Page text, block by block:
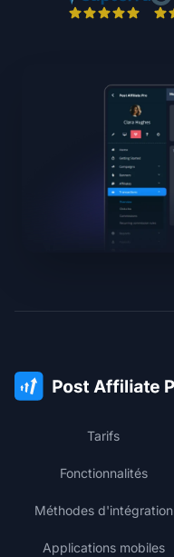
Tarifs
Fonctionnalités
Méthodes d'intégration
Applications mobiles